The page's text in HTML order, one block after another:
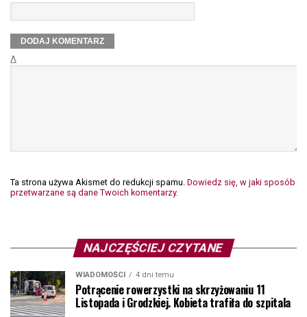
Δ
Ta strona używa Akismet do redukcji spamu. Dowiedz się, w jaki sposób
przetwarzane są dane Twoich komentarzy.
NAJCZĘŚCIEJ CZYTANE
WIADOMOŚCI 4 dni temu
Potrącenie rowerzystki na skrzyżowaniu 11
Listopada i Grodzkiej. Kobieta trafiła do szpitala